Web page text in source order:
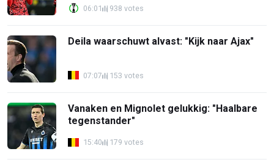
06:01 938 votes
Deila waarschuwt alvast: "Kijk naar Ajax"
07:07 153 votes
Vanaken en Mignolet gelukkig: "Haalbare
tegenstander"
15:40 179 votes